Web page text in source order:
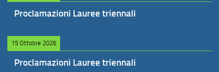
Proclamazioni Lauree triennali
15 Ottobre 2026
Proclamazioni Lauree triennali